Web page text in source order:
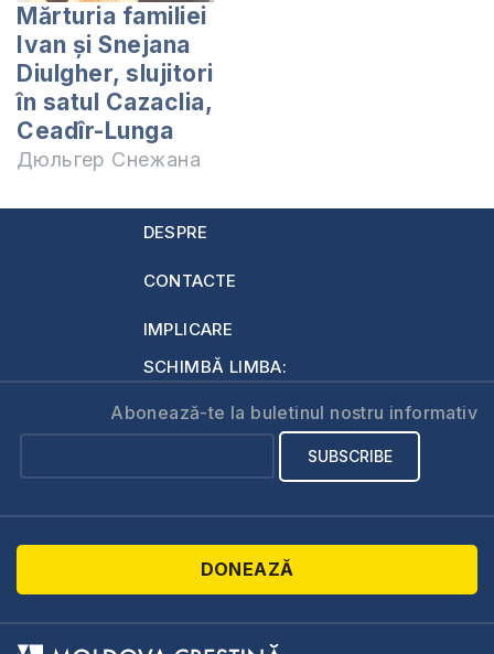
Mărturia familiei
Ivan și Snejana
Diulgher, slujitori
în satul Cazaclia,
Ceadîr-Lunga
Дюльгер Снежана
DESPRE
CONTACTE
IMPLICARE
SCHIMBĂ LIMBA:
Abonează-te la buletinul nostru informativ
DONEAZĂ